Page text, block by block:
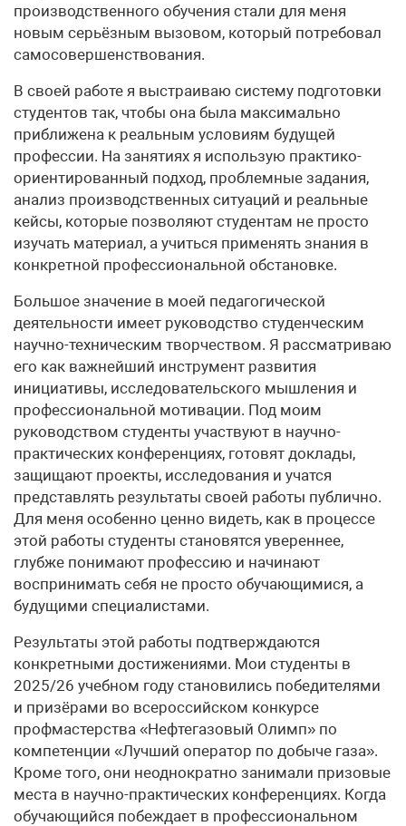
производственного обучения стали для меня
новым серьёзным вызовом, который потребовал
самосовершенствования.
В своей работе я выстраиваю систему подготовки
студентов так, чтобы она была максимально
приближена к реальным условиям будущей
профессии. На занятиях я использую практико-
ориентированный подход, проблемные задания,
анализ производственных ситуаций и реальные
кейсы, которые позволяют студентам не просто
изучать материал, а учиться применять знания в
конкретной профессиональной обстановке.
Большое значение в моей педагогической
деятельности имеет руководство студенческим
научно-техническим творчеством. Я рассматриваю
его как важнейший инструмент развития
инициативы, исследовательского мышления и
профессиональной мотивации. Под моим
руководством студенты участвуют в научно-
практических конференциях, готовят доклады,
защищают проекты, исследования и учатся
представлять результаты своей работы публично.
Для меня особенно ценно видеть, как в процессе
этой работы студенты становятся увереннее,
глубже понимают профессию и начинают
воспринимать себя не просто обучающимися, а
будущими специалистами.
Результаты этой работы подтверждаются
конкретными достижениями. Мои студенты в
2025/26 учебном году становились победителями
и призёрами во всероссийском конкурсе
профмастерства «Нефтегазовый Олимп» по
компетенции «Лучший оператор по добыче газа».
Кроме того, они неоднократно занимали призовые
места в научно-практических конференциях. Когда
обучающийся побеждает в профессиональном